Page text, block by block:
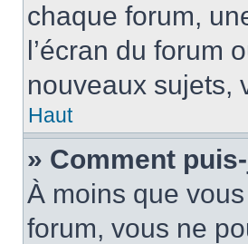
chaque forum,
l’écran du forum
nouveaux sujets,
Haut
» Comment
À moins que
forum, vous ne